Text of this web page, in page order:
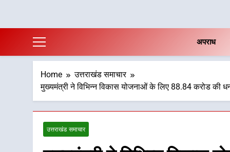
अपराध
Home
उत्तराखंड समाचार
मुख्यमंत्री ने विभिन्न विकास योजनाओं के लिए 88.84 करोड की
उत्तराखंड समाचार